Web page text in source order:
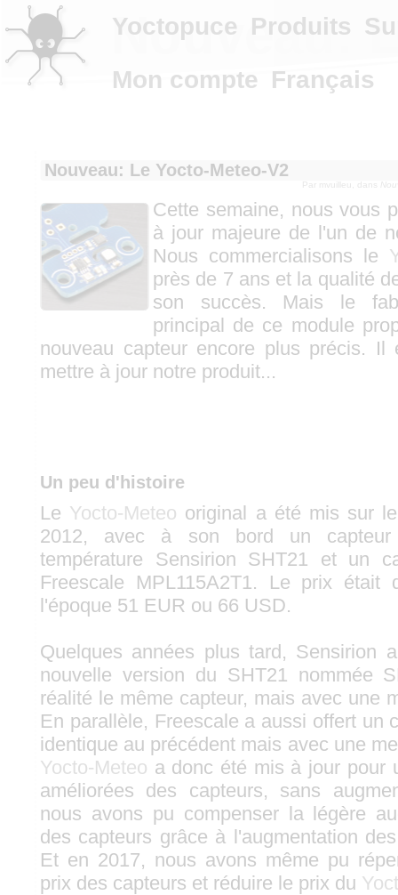
Nouveau:
Nouveau: Le Yocto-Meteo-V2
Par
Cette semaine, nous vous
à jour majeure de l'un de
Nous commercialisons le
près de 7 ans et la qualité
son succès. Mais le
principal de ce module
nouveau capteur encore plus précis. Il
mettre à jour notre produit...
Un peu d'histoire
Le Yocto-Meteo original a été mis sur
2012, avec à son bord un
température Sensirion SHT21 et un
Freescale MPL115A2T1. Le prix
l'époque 51 EUR ou 66 USD.
Quelques années plus tard, Sensirion
nouvelle version du SHT21 nommée
réalité le même capteur, mais avec une
En parallèle, Freescale a aussi offert un
identique au précédent mais avec une
Yocto-Meteo a donc été mis à jour pour
améliorées des capteurs, sans
nous avons pu compenser la légère
des capteurs grâce à l'augmentation
Et en 2017, nous avons même pu
prix des capteurs et réduire le prix du
Yoctopuce Produits
Mon compte Français